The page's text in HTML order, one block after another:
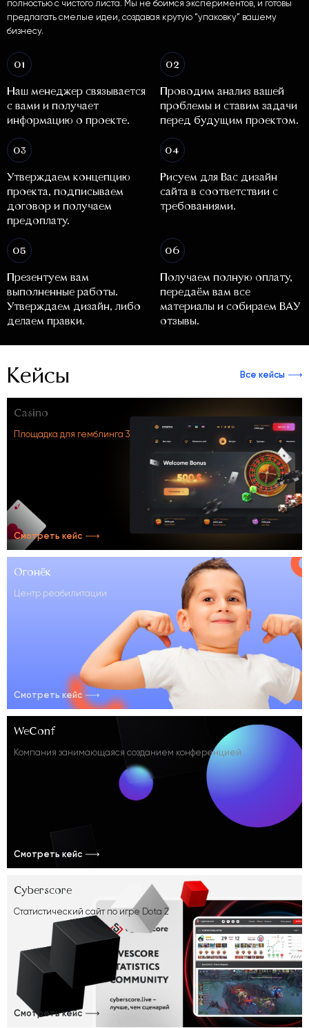
полностью с чистого листа. Мы не боимся экспериментов, и готовы
предлагать смелые идеи, создавая крутую “упаковку” вашему
бизнесу.
01
Наш менеджер связывается
с вами и получает
информацию о проекте.
02
Проводим анализ вашей
проблемы и ставим задачи
перед будущим проектом.
03
Утверждаем концепцию
проекта, подписываем
договор и получаем
предоплату.
04
Рисуем для Вас дизайн
сайта в соответствии с
требованиями.
05
Презентуем вам
выполненные работы.
Утверждаем дизайн, либо
делаем правки.
06
Получаем полную оплату,
передаём вам все
материалы и собираем ВАУ
отзывы.
Кейсы Все кейсы
Casino
Площадка для гемблинга 3
Смотреть кейс
Огонёк
Центр реабилитации
Смотреть кейс
WeConf
Компания занимающаяся созданием конференцией
Смотреть кейс
Cyberscore
Статистический сайт по игре Dota 2
Смотреть кейс